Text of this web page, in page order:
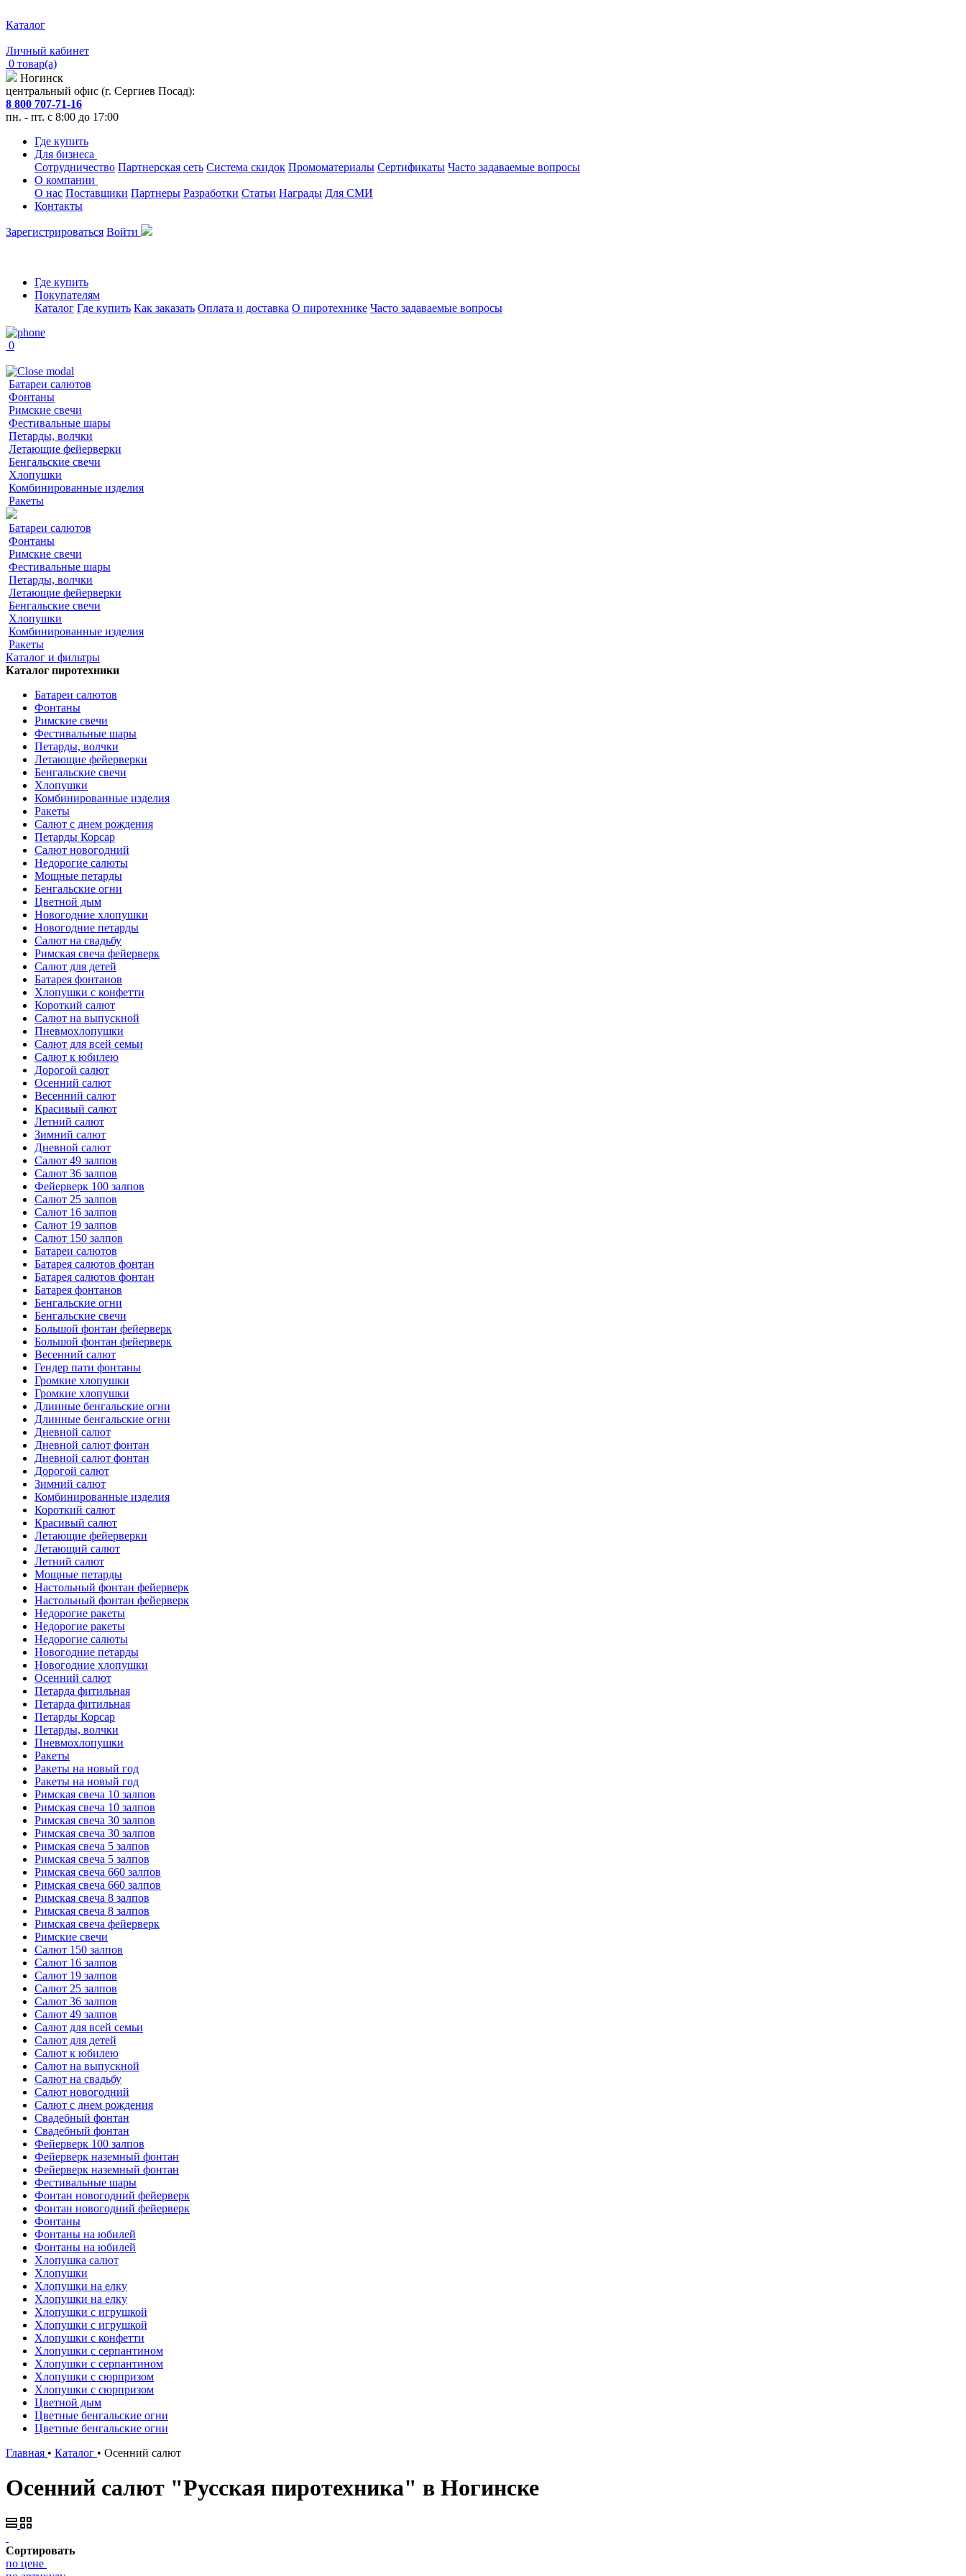
Каталог
Личный кабинет
0 товар(а)
Ногинск
центральный офис (г. Сергиев Посад):
8 800 707-71-16
пн. - пт. с 8:00 до 17:00
Где купить
Для бизнеса
Сотрудничество Партнерская сеть Система скидок Промоматериалы Сертификаты Часто задаваемые вопросы
О компании
О нас Поставщики Партнеры Разработки Статьи Награды Для СМИ
Контакты
Зарегистрироваться Войти
Где купить
Покупателям
Каталог Где купить Как заказать Оплата и доставка О пиротехнике Часто задаваемые вопросы
0
Батареи салютов
Фонтаны
Римские свечи
Фестивальные шары
Петарды, волчки
Летающие фейерверки
Бенгальские свечи
Хлопушки
Комбинированные изделия
Ракеты
Батареи салютов
Фонтаны
Римские свечи
Фестивальные шары
Петарды, волчки
Летающие фейерверки
Бенгальские свечи
Хлопушки
Комбинированные изделия
Ракеты
Каталог и фильтры
Каталог пиротехники
Батареи салютов
Фонтаны
Римские свечи
Фестивальные шары
Петарды, волчки
Летающие фейерверки
Бенгальские свечи
Хлопушки
Комбинированные изделия
Ракеты
Салют с днем рождения
Петарды Корсар
Салют новогодний
Недорогие салюты
Мощные петарды
Бенгальские огни
Цветной дым
Новогодние хлопушки
Новогодние петарды
Салют на свадьбу
Римская свеча фейерверк
Салют для детей
Батарея фонтанов
Хлопушки с конфетти
Короткий салют
Салют на выпускной
Пневмохлопушки
Салют для всей семьи
Салют к юбилею
Дорогой салют
Осенний салют
Весенний салют
Красивый салют
Летний салют
Зимний салют
Дневной салют
Салют 49 залпов
Салют 36 залпов
Фейерверк 100 залпов
Салют 25 залпов
Салют 16 залпов
Салют 19 залпов
Салют 150 залпов
Батареи салютов
Батарея салютов фонтан
Батарея салютов фонтан
Батарея фонтанов
Бенгальские огни
Бенгальские свечи
Большой фонтан фейерверк
Большой фонтан фейерверк
Весенний салют
Гендер пати фонтаны
Громкие хлопушки
Громкие хлопушки
Длинные бенгальские огни
Длинные бенгальские огни
Дневной салют
Дневной салют фонтан
Дневной салют фонтан
Дорогой салют
Зимний салют
Комбинированные изделия
Короткий салют
Красивый салют
Летающие фейерверки
Летающий салют
Летний салют
Мощные петарды
Настольный фонтан фейерверк
Настольный фонтан фейерверк
Недорогие ракеты
Недорогие ракеты
Недорогие салюты
Новогодние петарды
Новогодние хлопушки
Осенний салют
Петарда фитильная
Петарда фитильная
Петарды Корсар
Петарды, волчки
Пневмохлопушки
Ракеты
Ракеты на новый год
Ракеты на новый год
Римская свеча 10 залпов
Римская свеча 10 залпов
Римская свеча 30 залпов
Римская свеча 30 залпов
Римская свеча 5 залпов
Римская свеча 5 залпов
Римская свеча 660 залпов
Римская свеча 660 залпов
Римская свеча 8 залпов
Римская свеча 8 залпов
Римская свеча фейерверк
Римские свечи
Салют 150 залпов
Салют 16 залпов
Салют 19 залпов
Салют 25 залпов
Салют 36 залпов
Салют 49 залпов
Салют для всей семьи
Салют для детей
Салют к юбилею
Салют на выпускной
Салют на свадьбу
Салют новогодний
Салют с днем рождения
Свадебный фонтан
Свадебный фонтан
Фейерверк 100 залпов
Фейерверк наземный фонтан
Фейерверк наземный фонтан
Фестивальные шары
Фонтан новогодний фейерверк
Фонтан новогодний фейерверк
Фонтаны
Фонтаны на юбилей
Фонтаны на юбилей
Хлопушка салют
Хлопушки
Хлопушки на елку
Хлопушки на елку
Хлопушки с игрушкой
Хлопушки с игрушкой
Хлопушки с конфетти
Хлопушки с серпантином
Хлопушки с серпантином
Хлопушки с сюрпризом
Хлопушки с сюрпризом
Цветной дым
Цветные бенгальские огни
Цветные бенгальские огни
Главная • Каталог • Осенний салют
Осенний салют "Русская пиротехника" в Ногинске
Сортировать
по цене